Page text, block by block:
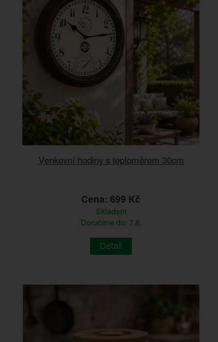
Venkovní hodiny s teploměrem 30cm
Cena: 699 Kč
Skladem
Doručíme do: 7.8.
Detail